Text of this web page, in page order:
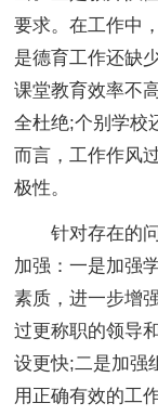
要求。在工作中
是德育工作还缺
课堂教育效率不
全杜绝;个别学校
而言，工作作风
极性。
针对存在的
加强：一是加强
素质，进一步增
过更称职的领导
设更快;二是加强
用正确有效的工